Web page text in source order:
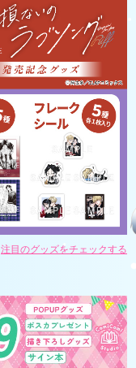
注目のグッズをチェックする